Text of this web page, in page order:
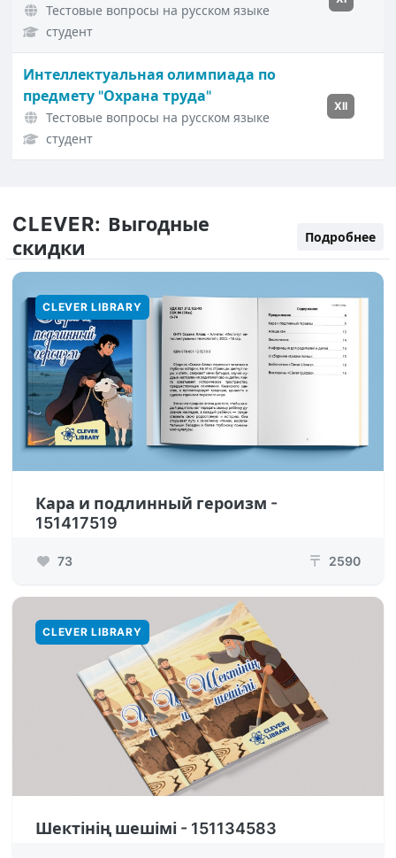
Тестовые вопросы на русском языке
студент
Интеллектуальная олимпиада по
предмету "Охрана труда"
Тестовые вопросы на русском языке
студент
XII
CLEVER: Выгодные
скидки
Подробнее
CLEVER LIBRARY
Кара и подлинный героизм -
151417519
73 ₸ 2590
CLEVER LIBRARY
Шектінің шешімі - 151134583